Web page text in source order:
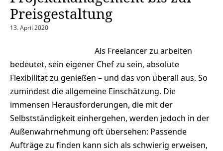
Preisgestaltung
13. April 2020
Als Freelancer zu arbeiten
bedeutet, sein eigener Chef zu sein, absolute
Flexibilität zu genießen – und das von überall aus. So
zumindest die allgemeine Einschätzung. Die
immensen Herausforderungen, die mit der
Selbstständigkeit einhergehen, werden jedoch in der
Außenwahrnehmung oft übersehen: Passende
Aufträge zu finden kann sich als schwierig erweisen,